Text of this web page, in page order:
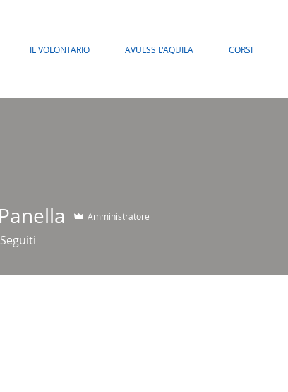
IL VOLONTARIO AVULSS L'AQUILA CORSI
Amministratore
Seguiti